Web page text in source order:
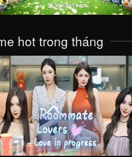
hot trong tháng
VIEW